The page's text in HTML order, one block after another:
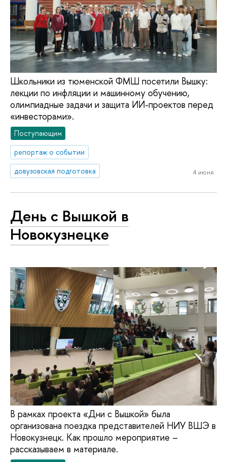
Школьники из тюменской ФМШ посетили Вышку:
лекции по инфляции и машинному обучению,
олимпиадные задачи и защита ИИ-проектов перед
«инвесторами».
Поступающим
репортаж о событии
довузовская подготовка
4 июня
День с Вышкой в
Новокузнецке
В рамках проекта «Дни с Вышкой» была
организована поездка представителей НИУ ВШЭ в
Новокузнецк. Как прошло мероприятие –
рассказываем в материале.